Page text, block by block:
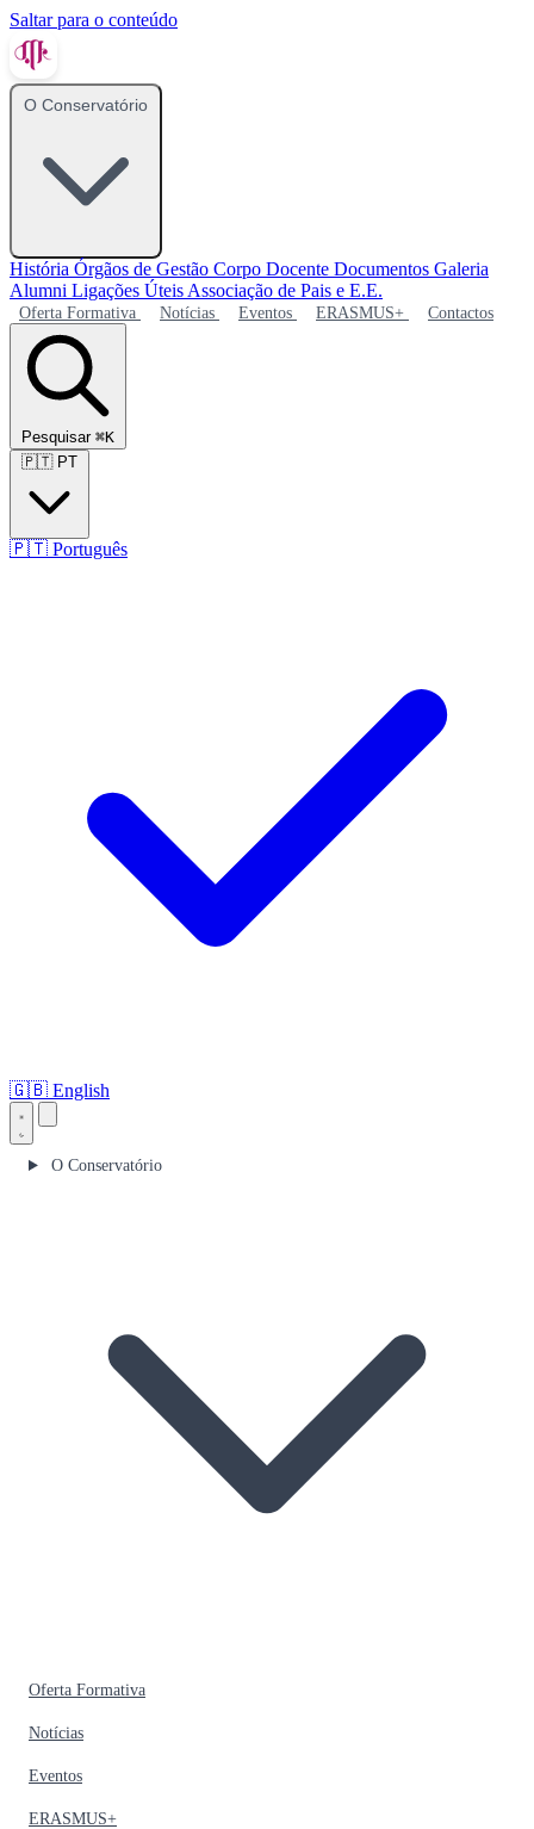
Saltar para o conteúdo
O Conservatório
História Órgãos de Gestão Corpo Docente Documentos Galeria
Alumni Ligações Úteis Associação de Pais e E.E.
Oferta Formativa Notícias Eventos ERASMUS+ Contactos
Pesquisar ⌘K
🇵🇹 PT
🇵🇹 Português
🇬🇧 English
O Conservatório
Oferta Formativa
Notícias
Eventos
ERASMUS+